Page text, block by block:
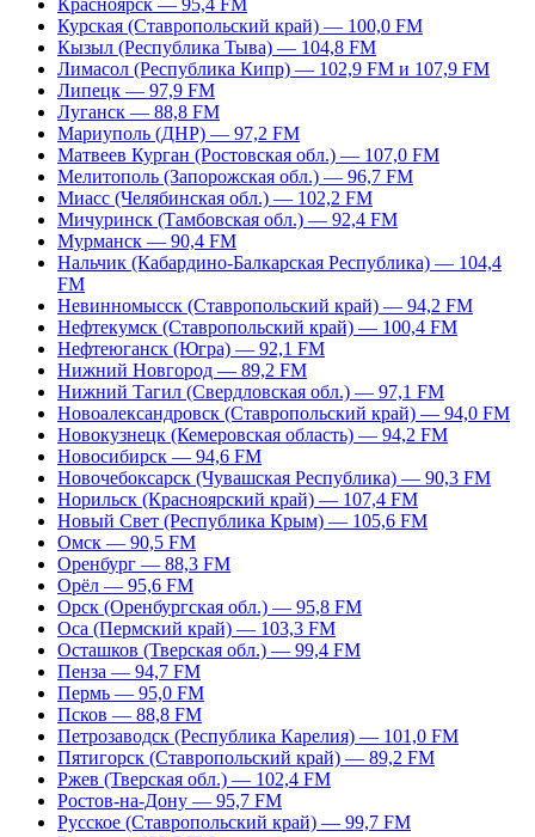
Красноярск — 95,4 FM
Курская (Ставропольский край) — 100,0 FM
Кызыл (Республика Тыва) — 104,8 FM
Лимасол (Республика Кипр) — 102,9 FM и 107,9 FM
Липецк — 97,9 FM
Луганск — 88,8 FM
Мариуполь (ДНР) — 97,2 FM
Матвеев Курган (Ростовская обл.) — 107,0 FM
Мелитополь (Запорожская обл.) — 96,7 FM
Миасс (Челябинская обл.) — 102,2 FM
Мичуринск (Тамбовская обл.) — 92,4 FM
Мурманск — 90,4 FM
Нальчик (Кабардино-Балкарская Республика) — 104,4
FM
Невинномысск (Ставропольский край) — 94,2 FM
Нефтекумск (Ставропольский край) — 100,4 FM
Нефтеюганск (Югра) — 92,1 FM
Нижний Новгород — 89,2 FM
Нижний Тагил (Свердловская обл.) — 97,1 FM
Новоалександровск (Ставропольский край) — 94,0 FM
Новокузнецк (Кемеровская область) — 94,2 FM
Новосибирск — 94,6 FM
Новочебоксарск (Чувашская Республика) — 90,3 FM
Норильск (Красноярский край) — 107,4 FM
Новый Свет (Республика Крым) — 105,6 FM
Омск — 90,5 FM
Оренбург — 88,3 FM
Орёл — 95,6 FM
Орск (Оренбургская обл.) — 95,8 FM
Оса (Пермский край) — 103,3 FM
Осташков (Тверская обл.) — 99,4 FM
Пенза — 94,7 FM
Пермь — 95,0 FM
Псков — 88,8 FM
Петрозаводск (Республика Карелия) — 101,0 FM
Пятигорск (Ставропольский край) — 89,2 FM
Ржев (Тверская обл.) — 102,4 FM
Ростов-на-Дону — 95,7 FM
Русское (Ставропольский край) — 99,7 FM